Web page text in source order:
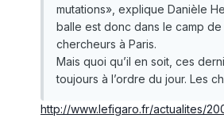
mutations», explique Danièle
balle est donc dans le camp
chercheurs à Paris.
Mais quoi qu’il en soit, ces
toujours à l’ordre du jour. Les
http://www.lefigaro.fr/actualites/